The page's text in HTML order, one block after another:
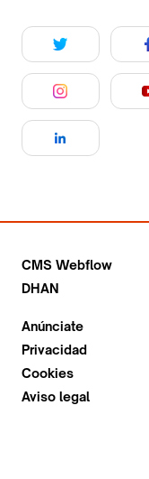
CMS Webflow
DHAN
Anúnciate
Privacidad
Cookies
Aviso legal